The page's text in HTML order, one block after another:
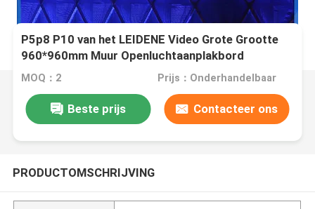
P5p8 P10 van het LEIDENE Video Grote Grootte
960*960mm Muur Openluchtaanplakbord
MOQ：2 Prijs：Onderhandelbaar
Beste prijs Contacteer ons
PRODUCTOMSCHRIJVING